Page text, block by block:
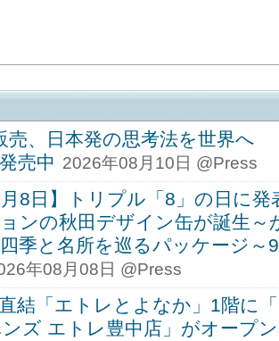
売、日本発の思考法を世界へ
売中 2026年08月10日 @Press
月8日】トリプル「8」の日に
ンの秋田デザイン缶が誕生～
季と名所を巡るパッケージ～
年08月08日 @Press
結「エトレとよなか」1階に
ズ エトレ豊中店」がオープン